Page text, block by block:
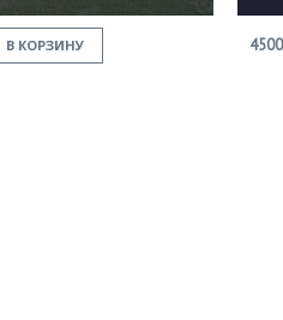
В КОРЗИНУ